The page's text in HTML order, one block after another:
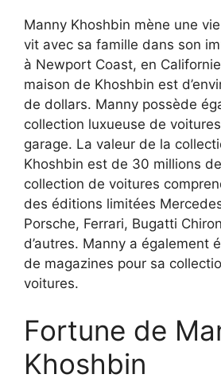
Manny Khoshbin mène une
vit avec sa famille dans son
à Newport Coast, en
maison de Khoshbin est
de dollars. Manny possède
collection luxueuse de
garage. La valeur de la
Khoshbin est de 30 millions
collection de voitures
des éditions limitées
Porsche, Ferrari, Bugatti
d’autres. Manny a également
de magazines pour sa
voitures.
Fortune de
Khoshbin